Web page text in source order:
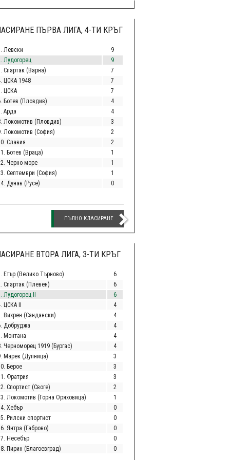
ПЪРВА ЛИГА, 4-ТИ КРЪГ
Левски
9
Лудогорец
9
Спартак (Варна)
7
ЦСКА 1948
7
ЦСКА
7
Ботев (Пловдив)
4
Арда
4
Локомотив (Пловдив)
3
Локомотив (София)
2
Славия
2
Ботев (Враца)
1
Черно море
1
Септември (София)
1
Дунав (Русе)
0
ПЪЛНО КЛАСИРАНЕ
ВТОРА ЛИГА, 3-ТИ КРЪГ
Етър (Велико Търново)
6
Спартак (Плевен)
6
Лудогорец II
6
ЦСКА II
4
Вихрен (Сандански)
4
Добруджа
4
Монтана
4
Черноморец 1919 (Бургас)
4
Марек (Дупница)
3
Берое
3
Фратрия
3
Спортист (Своге)
2
Локомотив (Горна Оряховица)
1
Хебър
0
Рилски спортист
0
Янтра (Габрово)
0
Несебър
0
Пирин (Благоевград)
0